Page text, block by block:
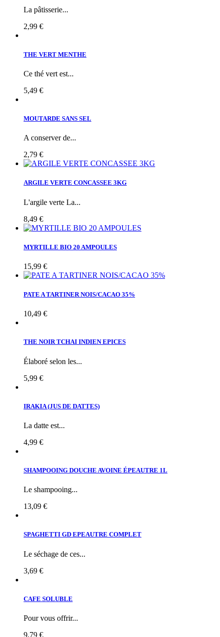
La pâtisserie...
2,99 €
THE VERT MENTHE
Ce thé vert est...
5,49 €
MOUTARDE SANS SEL
A conserver de...
2,79 €
ARGILE VERTE CONCASSEE 3KG
L'argile verte La...
8,49 €
MYRTILLE BIO 20 AMPOULES
15,99 €
PATE A TARTINER NOIS/CACAO 35%
10,49 €
THE NOIR TCHAI INDIEN EPICES
Élaboré selon les...
5,99 €
IRAKIA (JUS DE DATTES)
La datte est...
4,99 €
SHAMPOOING DOUCHE AVOINE ÉPEAUTRE 1L
Le shampooing...
13,09 €
SPAGHETTI GD EPEAUTRE COMPLET
Le séchage de ces...
3,69 €
CAFE SOLUBLE
Pour vous offrir...
9,79 €